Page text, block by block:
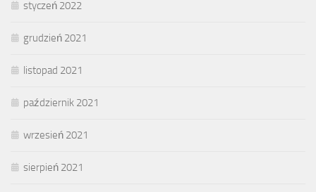
styczeń 2022
grudzień 2021
listopad 2021
październik 2021
wrzesień 2021
sierpień 2021